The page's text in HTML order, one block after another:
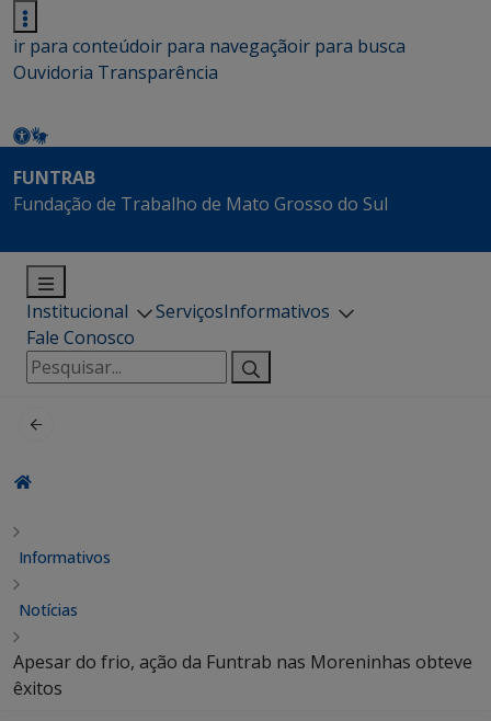
ir para conteúdoir para navegaçãoir para busca
Ouvidoria Transparência
FUNTRAB
Fundação de Trabalho de Mato Grosso do Sul
Institucional ServiçosInformativos
Fale Conosco
Pesquisar
por:
Informativos
Notícias
Apesar do frio, ação da Funtrab nas Moreninhas obteve
êxitos